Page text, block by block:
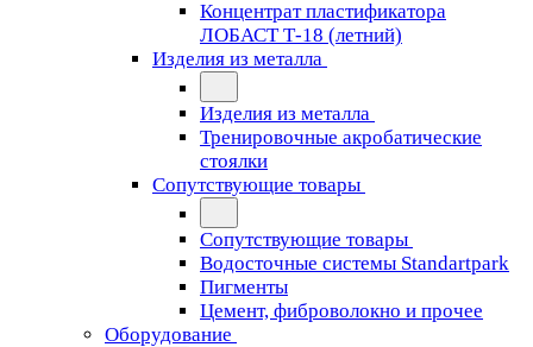
Концентрат пластификатора
ЛОБАСТ Т-18 (летний)
Изделия из металла
Изделия из металла
Тренировочные акробатические
стоялки
Сопутствующие товары
Сопутствующие товары
Водосточные системы Standartpark
Пигменты
Цемент, фиброволокно и прочее
Оборудование